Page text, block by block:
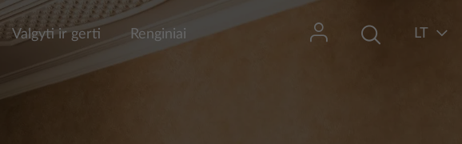
Valgyti ir gerti Renginiai LT